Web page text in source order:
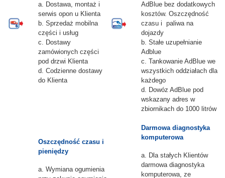
a. Dostawa, montaż i
serwis opon u Klienta
b. Sprzedaż mobilna
części i usług
c. Dostawy
zamówionych części
pod drzwi Klienta
d. Codzienne dostawy
do Klienta
AdBlue bez dodatkowych
kosztów. Oszczędność
czasu i paliwa na
dojazdy
b. Stałe uzupełnianie
Adblue
c. Tankowanie AdBlue we
wszystkich oddziałach dla
każdego
d. Dowóz AdBlue pod
wskazany adres w
zbiornikach do 1000 litrów
Oszczędność czasu i
pieniędzy
a. Wymiana ogumienia
Darmowa diagnostyka
komputerowa
a. Dla stałych Klientów
darmowa diagnostyka
komputerowa, ze